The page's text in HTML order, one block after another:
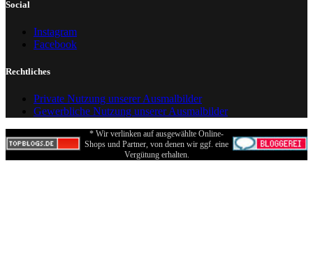
Social
Instagram
Facebook
Rechtliches
Private Nutzung unserer Ausmalbilder
Gewerbliche Nutzung unserer Ausmalbilder
* Wir verlinken auf ausgewählte Online-
Shops und Partner, von denen wir ggf. eine
Vergütung erhalten.